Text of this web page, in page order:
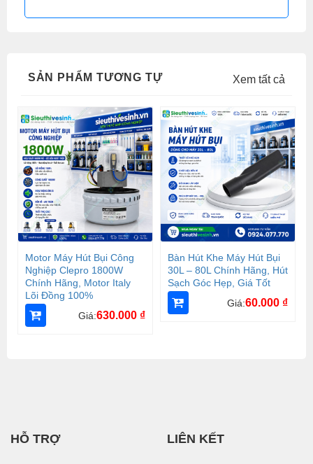
SẢN PHẨM TƯƠNG TỰ Xem tất cả
Motor Máy Hút Bụi Công
Nghiệp Clepro 1800W
Chính Hãng, Motor Italy
Lõi Đồng 100%
Giá:630.000 ₫
Bàn Hút Khe Máy Hút Bụi
30L – 80L Chính Hãng, Hút
Sạch Góc Hẹp, Giá Tốt
Giá:60.000 ₫
HỖ TRỢ LIÊN KẾT